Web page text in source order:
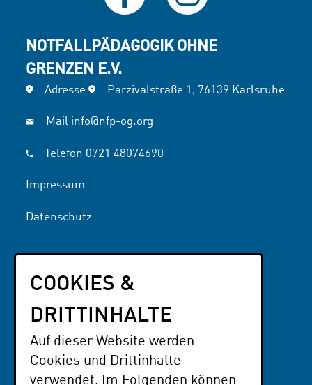
NOTFALLPÄDAGOGIK OHNE
GRENZEN E.V.
Adresse Parzivalstraße 1, 76139 Karlsruhe
Mail info@nfp-og.org
Telefon 0721 48074690
Impressum
Datenschutz
Interessen & Engagement
Literatur
NFP OG
PARTNER
COOKIES &
DRITTINHALTE
Auf dieser Website werden
Cookies und Drittinhalte
verwendet. Im Folgenden können